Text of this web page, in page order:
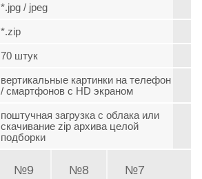
*.jpg / jpeg
*.zip
70 штук
вертикальные картинки на телефон
/ смартфонов с HD экраном
поштучная загрузка с облака или
скачивание zip архива целой
подборки
№9 №8 №7